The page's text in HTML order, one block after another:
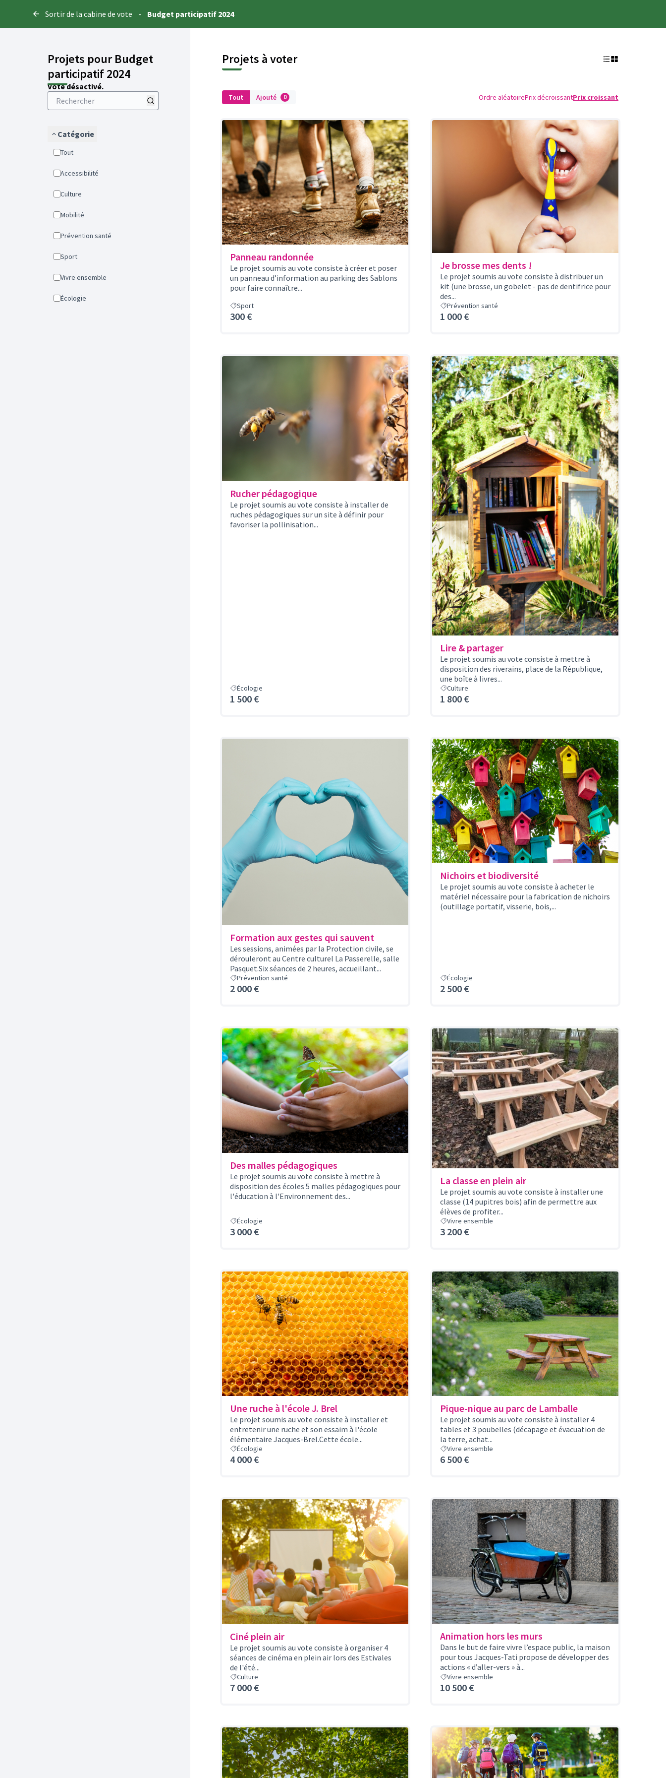
Sortir de la cabine de vote - Budget participatif 2024
Projets pour Budget
participatif 2024
Vote désactivé.
Catégorie
Tout
Accessibilité
Culture
Mobilité
Prévention santé
Sport
Vivre ensemble
Écologie
Projets à voter
Tout Ajouté 0 Ordre aléatoirePrix décroissantPrix croissant
Panneau randonnée
Le projet soumis au vote consiste à créer et poser
un panneau d’information au parking des Sablons
pour faire connaître...
Sport
300 €
Je brosse mes dents !
Le projet soumis au vote consiste à distribuer un
kit (une brosse, un gobelet - pas de dentifrice pour
des...
Prévention santé
1 000 €
Rucher pédagogique
Le projet soumis au vote consiste à installer de
ruches pédagogiques sur un site à définir pour
favoriser la pollinisation...
Écologie
1 500 €
Lire & partager
Le projet soumis au vote consiste à mettre à
disposition des riverains, place de la République,
une boîte à livres...
Culture
1 800 €
Formation aux gestes qui sauvent
Les sessions, animées par la Protection civile, se
dérouleront au Centre culturel La Passerelle, salle
Pasquet.Six séances de 2 heures, accueillant...
Prévention santé
2 000 €
Nichoirs et biodiversité
Le projet soumis au vote consiste à acheter le
matériel nécessaire pour la fabrication de nichoirs
(outillage portatif, visserie, bois,...
Écologie
2 500 €
Des malles pédagogiques
Le projet soumis au vote consiste à mettre à
disposition des écoles 5 malles pédagogiques pour
l'éducation à l'Environnement des...
Écologie
3 000 €
La classe en plein air
Le projet soumis au vote consiste à installer une
classe (14 pupitres bois) afin de permettre aux
élèves de profiter...
Vivre ensemble
3 200 €
Une ruche à l'école J. Brel
Le projet soumis au vote consiste à installer et
entretenir une ruche et son essaim à l'école
élémentaire Jacques-Brel.Cette école...
Écologie
4 000 €
Pique-nique au parc de Lamballe
Le projet soumis au vote consiste à installer 4
tables et 3 poubelles (décapage et évacuation de
la terre, achat...
Vivre ensemble
6 500 €
Ciné plein air
Le projet soumis au vote consiste à organiser 4
séances de cinéma en plein air lors des Estivales
de l'été...
Culture
7 000 €
Animation hors les murs
Dans le but de faire vivre l’espace public, la maison
pour tous Jacques-Tati propose de développer des
actions « d’aller-vers » à...
Vivre ensemble
10 500 €